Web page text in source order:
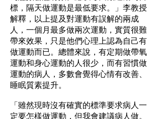
標，隔天做運動是最低要求。」李教授
解釋，以上提及對運動有誤解的兩成
人，一個月最多做兩次運動，實質很難
帶來效果，只是他們心理上認為自己有
做運動而已。總體來說，有定期做帶氧
運動和身心運動的人很少，而有習慣做
運動的病人，多數會覺得心情有改善、
睡眠質素提升。
「雖然現時沒有確實的標準要求病人一
定要怎樣做運動，但我會建議病人做。